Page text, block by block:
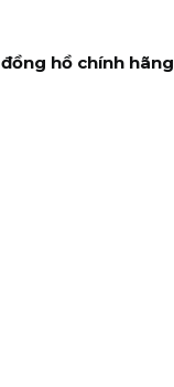
đồng hồ chính hãng